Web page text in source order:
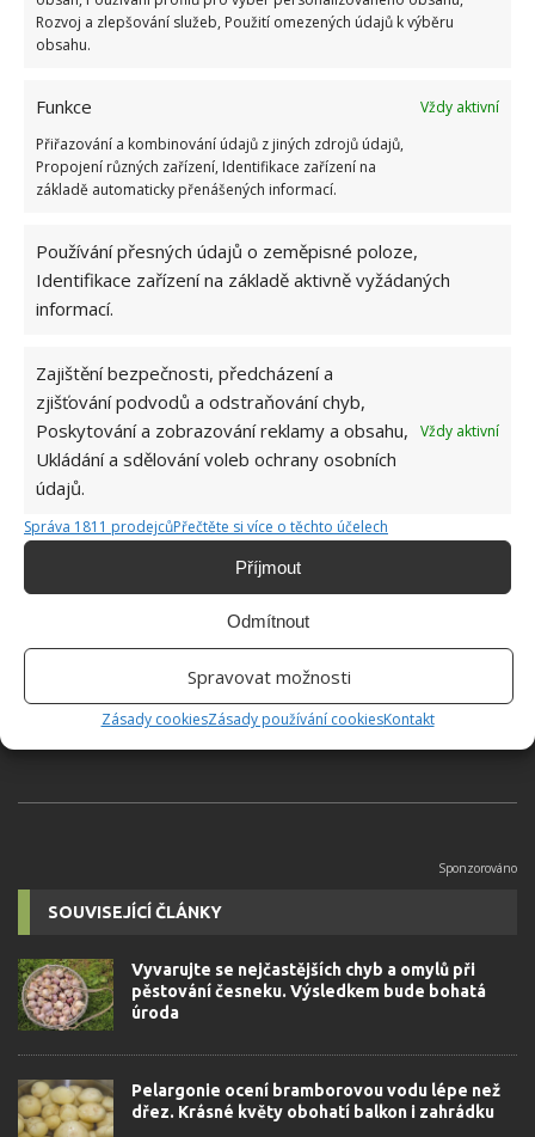
Rozvoj a zlepšování služeb, Použití omezených údajů k výběru
obsahu.
Funkce
Vždy aktivní
Přiřazování a kombinování údajů z jiných zdrojů údajů,
Propojení různých zařízení, Identifikace zařízení na
základě automaticky přenášených informací.
Používání přesných údajů o zeměpisné poloze,
Identifikace zařízení na základě aktivně vyžádaných
informací.
Zajištění bezpečnosti, předcházení a
zjišťování podvodů a odstraňování chyb,
Poskytování a zobrazování reklamy a obsahu,
Ukládání a sdělování voleb ochrany osobních
údajů.
Vždy aktivní
Správa 1811 prodejcůPřečtěte si více o těchto účelech
Příjmout
Odmítnout
Spravovat možnosti
Zásady cookiesZásady používání cookiesKontakt
Absolvent České zemědělské
univerzity, který je již od malička
možné najít v j...[Více o autorovi]
SOUVISEJÍCÍ ČLÁNKY
Vyvarujte se nejčastějších chyb a omylů při
pěstování česneku. Výsledkem bude bohatá
úroda
Pelargonie ocení bramborovou vodu lépe než
dřez. Krásné květy obohatí balkon i zahrádku